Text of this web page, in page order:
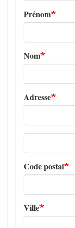
Prénom
Nom
Adresse
Adresse
Code postal
Ville